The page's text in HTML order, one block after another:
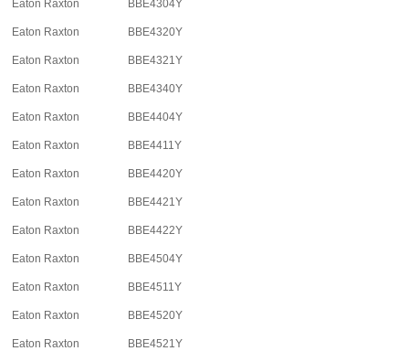
Eaton Raxton BBE4304Y
Eaton Raxton BBE4320Y
Eaton Raxton BBE4321Y
Eaton Raxton BBE4340Y
Eaton Raxton BBE4404Y
Eaton Raxton BBE4411Y
Eaton Raxton BBE4420Y
Eaton Raxton BBE4421Y
Eaton Raxton BBE4422Y
Eaton Raxton BBE4504Y
Eaton Raxton BBE4511Y
Eaton Raxton BBE4520Y
Eaton Raxton BBE4521Y